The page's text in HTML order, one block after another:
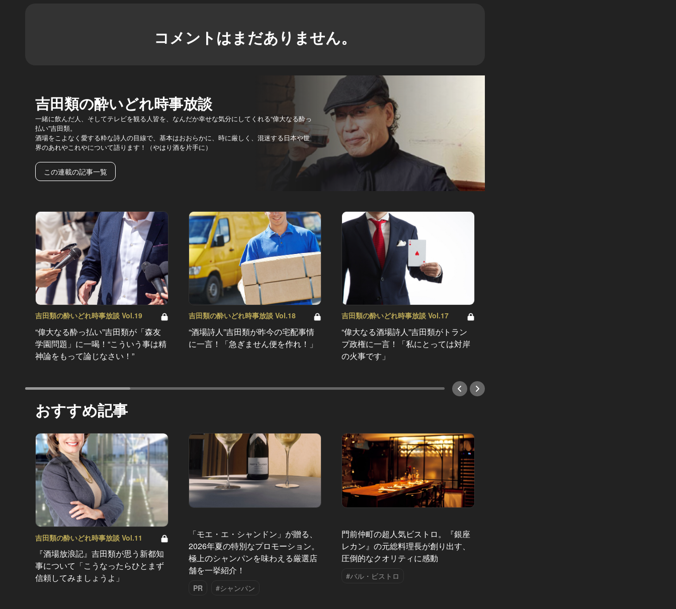
コメントはまだありません。
吉田類の酔いどれ時事放談
一緒に飲んだ人、そしてテレビを観る人皆を、なんだか幸せな気分にしてくれる“偉大なる酔っ
払い”吉田類。
酒場をこよなく愛する粋な詩人の目線で、基本はおおらかに、時に厳しく、混迷する日本や世
界のあれやこれやについて語ります！（やはり酒を片手に）
この連載の記事一覧
吉田類の酔いどれ時事放談 Vol.19
“偉大なる酔っ払い”吉田類が「森友
学園問題」に一喝！“こういう事は精
神論をもって論じなさい！”
吉田類の酔いどれ時事放談 Vol.18
“酒場詩人”吉田類が昨今の宅配事情
に一言！「急ぎません便を作れ！」
吉田類の酔いどれ時事放談 Vol.17
“偉大なる酒場詩人”吉田類がトラン
プ政権に一言！「私にとっては対岸
の火事です」
おすすめ記事
吉田類の酔いどれ時事放談 Vol.11
『酒場放浪記』吉田類が思う新都知
事について「こうなったらひとまず
信頼してみましょうよ」
「モエ・エ・シャンドン」が贈る、
2026年夏の特別なプロモーション。
極上のシャンパンを味わえる厳選店
舗を一挙紹介！
PR #シャンパン
門前仲町の超人気ビストロ。『銀座
レカン』の元総料理長が創り出す、
圧倒的なクオリティに感動
#バル・ビストロ